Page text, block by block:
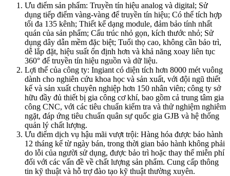
Ưu điểm sản phẩm: Truyền tín hiệu analog và digital; Sử
dụng tiếp điểm vàng-vàng để truyền tín hiệu; Có thể tích hợp
tối đa 135 kênh; Thiết kế dạng module, đảm bảo tính nhất
quán của sản phẩm; Cấu trúc nhỏ gọn, kích thước nhỏ; Sử
dụng dây dẫn mềm đặc biệt; Tuổi thọ cao, không cần bảo trì,
dễ lắp đặt, hiệu suất ổn định hơn và khả năng xoay liên tục
360° để truyền tín hiệu nguồn và dữ liệu.
Lợi thế của công ty: Ingiant có diện tích hơn 8000 mét vuông
dành cho nghiên cứu khoa học và sản xuất, với đội ngũ thiết
kế và sản xuất chuyên nghiệp hơn 150 nhân viên; công ty sở
hữu đầy đủ thiết bị gia công cơ khí, bao gồm cả trung tâm gia
công CNC, với các tiêu chuẩn kiểm tra và thử nghiệm nghiêm
ngặt, đáp ứng tiêu chuẩn quân sự quốc gia GJB và hệ thống
quản lý chất lượng.
Ưu điểm dịch vụ hậu mãi vượt trội: Hàng hóa được bảo hành
12 tháng kể từ ngày bán, trong thời gian bảo hành không phải
do lỗi của người sử dụng, được bảo trì hoặc thay thế miễn phí
đối với các vấn đề về chất lượng sản phẩm. Cung cấp thông
tin kỹ thuật và hỗ trợ đào tạo kỹ thuật thường xuyên.